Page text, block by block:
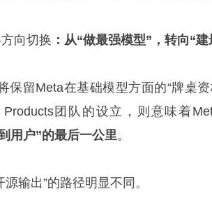
向切换 ：从“做最强模型”，转向“建
保留Meta在基础模型方面的“牌桌
团队的设立，则意味着
用户”的最后一公里。
输出”的路径明显不同。